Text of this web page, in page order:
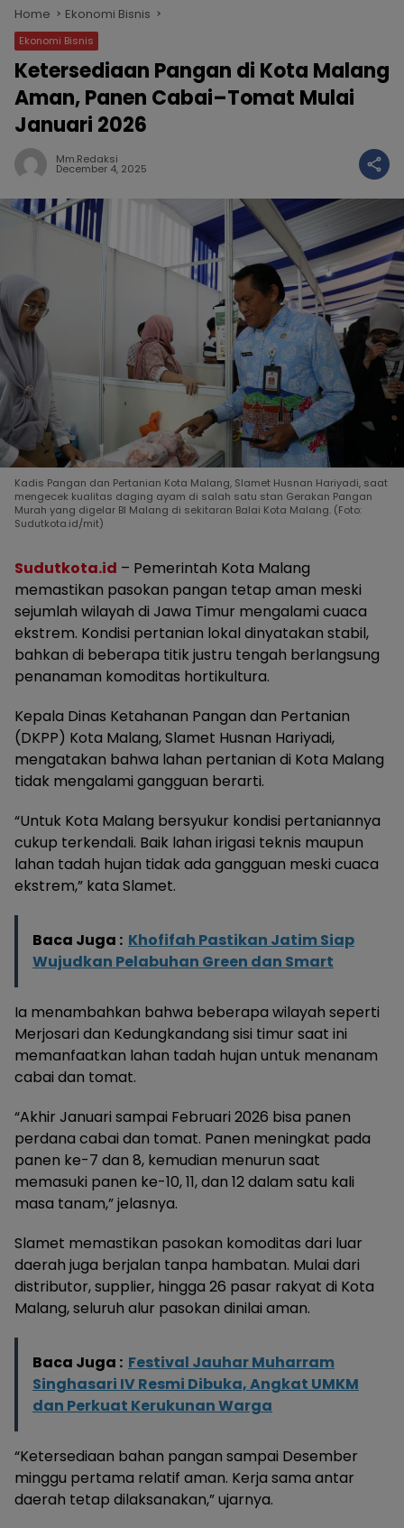
Home Ekonomi Bisnis
Ekonomi Bisnis
Ketersediaan Pangan di Kota Malang
Aman, Panen Cabai–Tomat Mulai
Januari 2026
Mm.redaksi
December 4, 2025
Kadis Pangan dan Pertanian Kota Malang, Slamet Husnan Hariyadi, saat
mengecek kualitas daging ayam di salah satu stan Gerakan Pangan
Murah yang digelar BI Malang di sekitaran Balai Kota Malang. (Foto:
Sudutkota.id/mit)
Sudutkota.id – Pemerintah Kota Malang
memastikan pasokan pangan tetap aman meski
sejumlah wilayah di Jawa Timur mengalami cuaca
ekstrem. Kondisi pertanian lokal dinyatakan stabil,
bahkan di beberapa titik justru tengah berlangsung
penanaman komoditas hortikultura.
Kepala Dinas Ketahanan Pangan dan Pertanian
(DKPP) Kota Malang, Slamet Husnan Hariyadi,
mengatakan bahwa lahan pertanian di Kota Malang
tidak mengalami gangguan berarti.
“Untuk Kota Malang bersyukur kondisi pertaniannya
cukup terkendali. Baik lahan irigasi teknis maupun
lahan tadah hujan tidak ada gangguan meski cuaca
ekstrem,” kata Slamet.
Baca Juga : Khofifah Pastikan Jatim Siap
Wujudkan Pelabuhan Green dan Smart
Ia menambahkan bahwa beberapa wilayah seperti
Merjosari dan Kedungkandang sisi timur saat ini
memanfaatkan lahan tadah hujan untuk menanam
cabai dan tomat.
“Akhir Januari sampai Februari 2026 bisa panen
perdana cabai dan tomat. Panen meningkat pada
panen ke-7 dan 8, kemudian menurun saat
memasuki panen ke-10, 11, dan 12 dalam satu kali
masa tanam,” jelasnya.
Slamet memastikan pasokan komoditas dari luar
daerah juga berjalan tanpa hambatan. Mulai dari
distributor, supplier, hingga 26 pasar rakyat di Kota
Malang, seluruh alur pasokan dinilai aman.
Baca Juga : Festival Jauhar Muharram
Singhasari IV Resmi Dibuka, Angkat UMKM
dan Perkuat Kerukunan Warga
“Ketersediaan bahan pangan sampai Desember
minggu pertama relatif aman. Kerja sama antar
daerah tetap dilaksanakan,” ujarnya.